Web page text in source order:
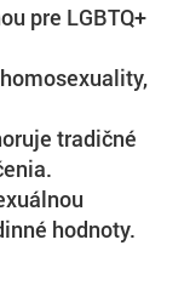
pre LGBTQ+
tradičné
hodnoty.